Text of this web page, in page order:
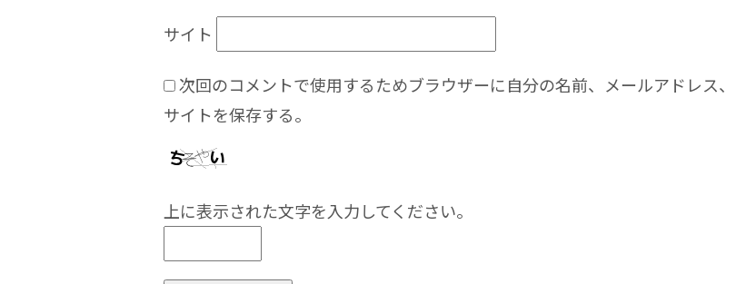
サイト
次回のコメントで使用するためブラウザーに自分の名前、メールアドレス、
サイトを保存する。
上に表示された文字を入力してください。